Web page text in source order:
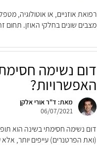
רפואת אוזניים, או אוטולוגיה,
מצבים שונים בחלקי האוזן.
דום נשימה
האפשרויות?
מאת: ד"ר אורי אלקן
06/07/2021
דום נשימה חסימתי בשינה הוא
(ואת הפרטנרים) עייפים יותר,